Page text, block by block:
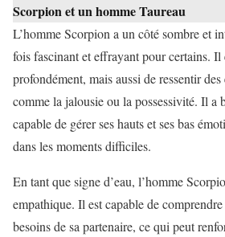
Scorpion et un homme Taureau
L’homme Scorpion a un côté sombre et
fois fascinant et effrayant pour certains. Il
profondément, mais aussi de ressentir
comme la jalousie ou la possessivité. Il a
capable de gérer ses hauts et ses bas
dans les moments difficiles.
En tant que signe d’eau, l’homme
empathique. Il est capable de
besoins de sa partenaire, ce qui peut